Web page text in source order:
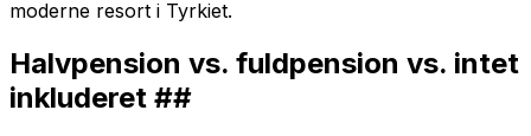
moderne resort i Tyrkiet.
Halvpension vs. fuldpension vs. intet
inkluderet ##